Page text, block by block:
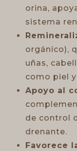
orina,
sistema
orgánico),
uñas,
como piel
Apoyo al
de control
drenante.
Favorece